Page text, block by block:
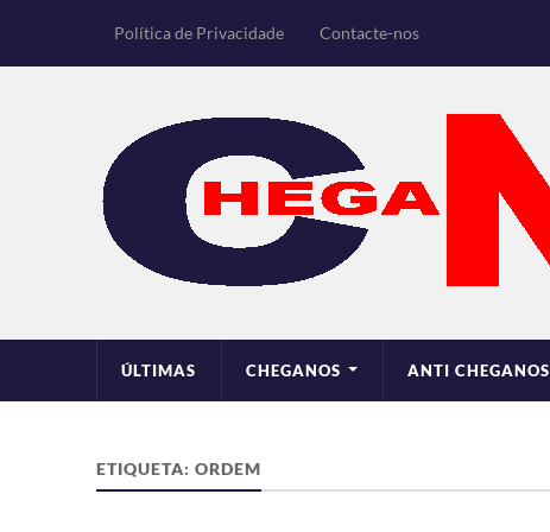
Política de Privacidade Contacte-nos
ÚLTIMAS CHEGANOS ANTI CHEGANOS
ETIQUETA: ORDEM